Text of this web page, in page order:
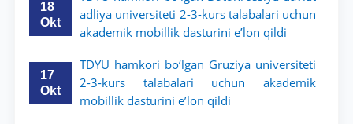
18
Okt
adliya universiteti 2-3-kurs talabalari uchun
akademik mobillik dasturini e’lon qildi
17
Okt
TDYU hamkori bo‘lgan Gruziya universiteti
2-3-kurs talabalari uchun akademik
mobillik dasturini e’lon qildi